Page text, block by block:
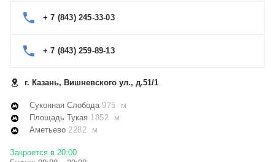
+ 7 (843) 245-33-03
+ 7 (843) 259-89-13
г. Казань, Вишневского ул., д.51/1
Суконная Слобода975 м
Площадь Тукая 1852 м
Аметьево 2282 м
Закроется в 20:00